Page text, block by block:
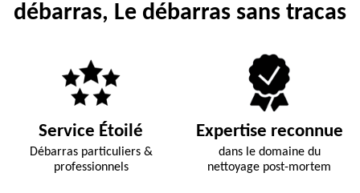
débarras, Le débarras sans tracas
Service Étoilé
Débarras particuliers &
professionnels
Expertise reconnue
dans le domaine du
nettoyage post-mortem